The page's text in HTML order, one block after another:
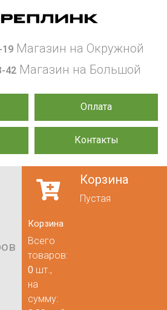
Оплата
Контакты
19 Магазин на Окружной
42 Магазин на Большой
Корзина
Пустая
Корзина
Всего
товаров:
0 шт.,
на
сумму: